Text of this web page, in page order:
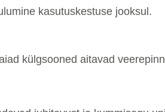
kasutuskestuse jooksul.
külgsooned aitavad